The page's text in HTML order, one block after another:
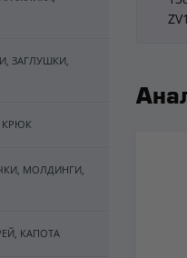
ЗАГЛУШКИ,
КРЮК
МОЛДИНГИ,
КАПОТА